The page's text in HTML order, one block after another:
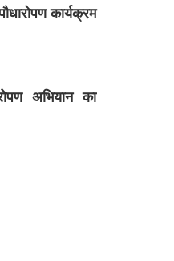
कार्यक्रम
अभियान का